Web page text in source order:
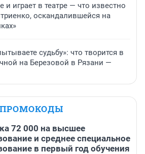
и играет в театре — что известно
оскандалившейся на
судьбу»: что творится в
на Березовой в Рязани —
ПРОМОКОДЫ
72 000 на высшее
и среднее специальное
в первый год обучения